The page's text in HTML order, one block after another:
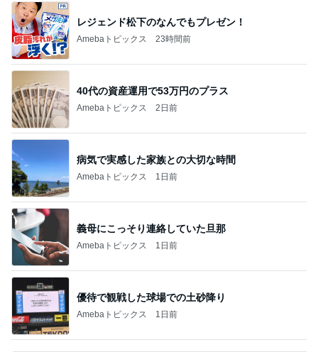
レジェンド松下のなんでもプレゼン！
Amebaトピックス 23時間前
40代の資産運用で53万円のプラス
Amebaトピックス 2日前
病気で実感した家族との大切な時間
Amebaトピックス 1日前
義母にこっそり連絡していた旦那
Amebaトピックス 1日前
優待で観戦した球場での土砂降り
Amebaトピックス 1日前